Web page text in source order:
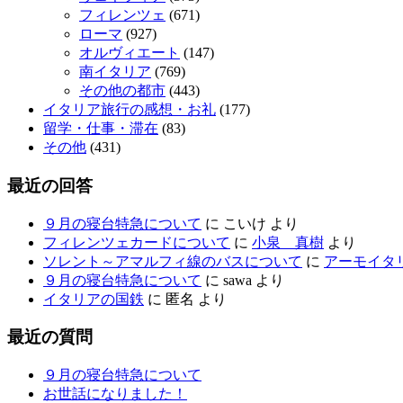
フィレンツェ (671)
ローマ (927)
オルヴィエート (147)
南イタリア (769)
その他の都市 (443)
イタリア旅行の感想・お礼 (177)
留学・仕事・滞在 (83)
その他 (431)
最近の回答
９月の寝台特急について に こいけ より
フィレンツェカードについて に 小泉 真樹 より
ソレント～アマルフィ線のバスについて に アーモイタ
９月の寝台特急について に sawa より
イタリアの国鉄 に 匿名 より
最近の質問
９月の寝台特急について
お世話になりました！